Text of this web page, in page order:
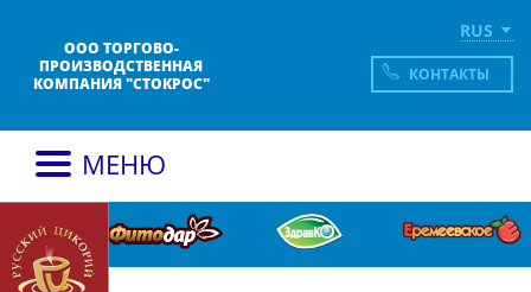
ООО ТОРГОВО-
ПРОИЗВОДСТВЕННАЯ
КОМПАНИЯ "СТОКРОС"
RUS
КОНТАКТЫ
МЕНЮ